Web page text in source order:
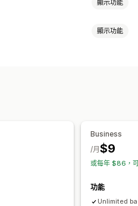
顯示功能
顯示功能
Business
$9
/月
或每年 $86，
功能
Unlimited